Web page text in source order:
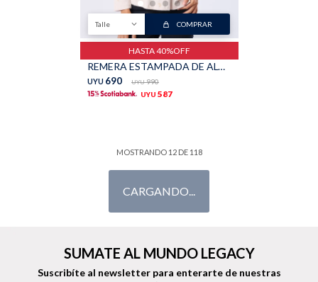
COMPRAR
REMERA ESTAMPADA DE ALGODÓN - Beige
587
Talle
UYU